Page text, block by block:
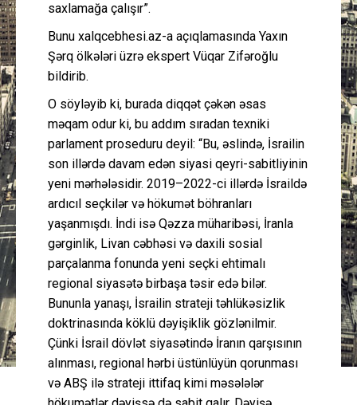
saxlamağa çalışır”.
Bunu xalqcebhesi.az-a açıqlamasında Yaxın
Şərq ölkələri üzrə ekspert Vüqar Zifəroğlu
bildirib.
O söyləyib ki, burada diqqət çəkən əsas
məqam odur ki, bu addım sıradan texniki
parlament proseduru deyil: “Bu, əslində, İsrailin
son illərdə davam edən siyasi qeyri-sabitliyinin
yeni mərhələsidir. 2019–2022-ci illərdə İsraildə
ardıcıl seçkilər və hökumət böhranları
yaşanmışdı. İndi isə Qəzza müharibəsi, İranla
gərginlik, Livan cəbhəsi və daxili sosial
parçalanma fonunda yeni seçki ehtimalı
regional siyasətə birbaşa təsir edə bilər.
Bununla yanaşı, İsrailin strateji təhlükəsizlik
doktrinasında köklü dəyişiklik gözlənilmir.
Çünki İsrail dövlət siyasətində İranın qarşısının
alınması, regional hərbi üstünlüyün qorunması
və ABŞ ilə strateji ittifaq kimi məsələlər